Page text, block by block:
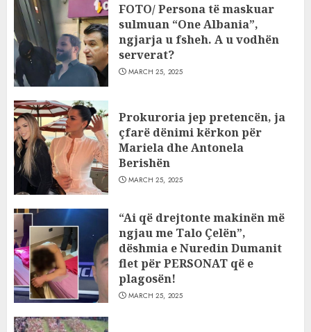
FOTO/ Persona të maskuar
sulmuan “One Albania”,
ngjarja u fsheh. A u vodhën
serverat?
MARCH 25, 2025
Prokuroria jep pretencën, ja
çfarë dënimi kërkon për
Mariela dhe Antonela
Berishën
MARCH 25, 2025
“Ai që drejtonte makinën më
ngjau me Talo Çelën”,
dëshmia e Nuredin Dumanit
flet për PERSONAT që e
plagosën!
MARCH 25, 2025